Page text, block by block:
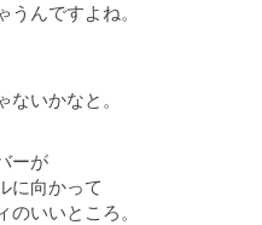
うんですよね。
いかなと。
ーが
に向かって
いいところ。